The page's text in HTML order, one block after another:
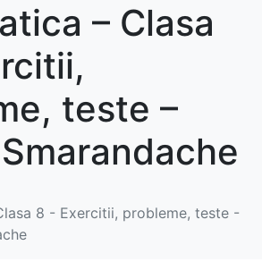
– Clasa
teste –
8 - Exercitii, probleme, teste -